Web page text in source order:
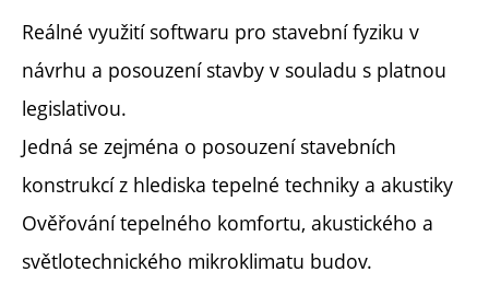
Reálné využití softwaru pro stavební fyziku v
návrhu a posouzení stavby v souladu s platnou
legislativou.
Jedná se zejména o posouzení stavebních
konstrukcí z hlediska tepelné techniky a akustiky
Ověřování tepelného komfortu, akustického a
světlotechnického mikroklimatu budov.